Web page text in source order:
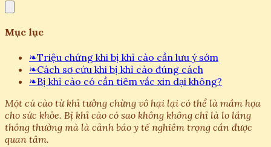
Mục lục
❧Triệu chứng khi bị khỉ cào cần lưu ý sớm
❧Cách sơ cứu khi bị khỉ cào đúng cách
❧Bị khỉ cào có cần tiêm vắc xin dại không?
Một cú cào từ khỉ tưởng chừng vô hại lại có thể là mầm họa
cho sức khỏe. Bị khỉ cào có sao không không chỉ là lo lắng
thông thường mà là cảnh báo y tế nghiêm trọng cần được
quan tâm.